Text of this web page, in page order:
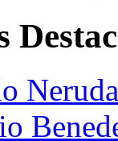
Neruda